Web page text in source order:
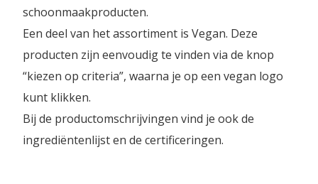
schoonmaakproducten.
Een deel van het assortiment is Vegan. Deze
producten zijn eenvoudig te vinden via de knop
“kiezen op criteria”, waarna je op een vegan logo
kunt klikken.
Bij de productomschrijvingen vind je ook de
ingrediëntenlijst en de certificeringen.